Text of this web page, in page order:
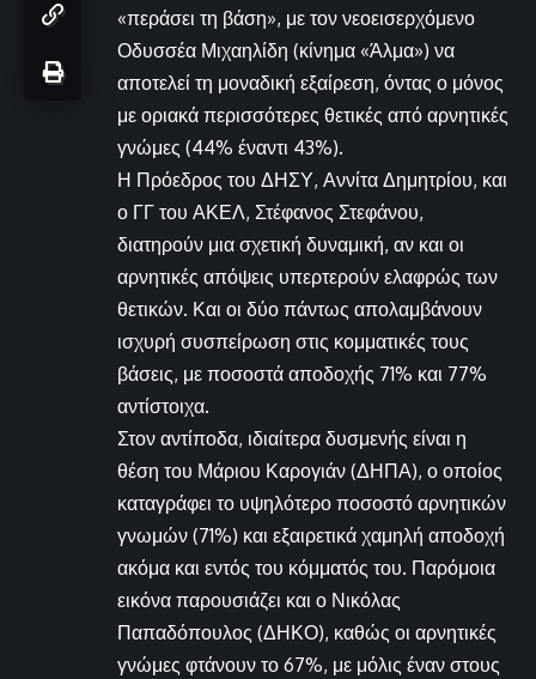
«περάσει τη βάση», με τον νεοεισερχόμενο
Οδυσσέα Μιχαηλίδη (κίνημα «Άλμα») να
αποτελεί τη μοναδική εξαίρεση, όντας ο μόνος
με οριακά περισσότερες θετικές από αρνητικές
γνώμες (44% έναντι 43%).
Η Πρόεδρος του ΔΗΣΥ, Αννίτα Δημητρίου, και
ο ΓΓ του ΑΚΕΛ, Στέφανος Στεφάνου,
διατηρούν μια σχετική δυναμική, αν και οι
αρνητικές απόψεις υπερτερούν ελαφρώς των
θετικών. Και οι δύο πάντως απολαμβάνουν
ισχυρή συσπείρωση στις κομματικές τους
βάσεις, με ποσοστά αποδοχής 71% και 77%
αντίστοιχα.
Στον αντίποδα, ιδιαίτερα δυσμενής είναι η
θέση του Μάριου Καρογιάν (ΔΗΠΑ), ο οποίος
καταγράφει το υψηλότερο ποσοστό αρνητικών
γνωμών (71%) και εξαιρετικά χαμηλή αποδοχή
ακόμα και εντός του κόμματός του. Παρόμοια
εικόνα παρουσιάζει και ο Νικόλας
Παπαδόπουλος (ΔΗΚΟ), καθώς οι αρνητικές
γνώμες φτάνουν το 67%, με μόλις έναν στους